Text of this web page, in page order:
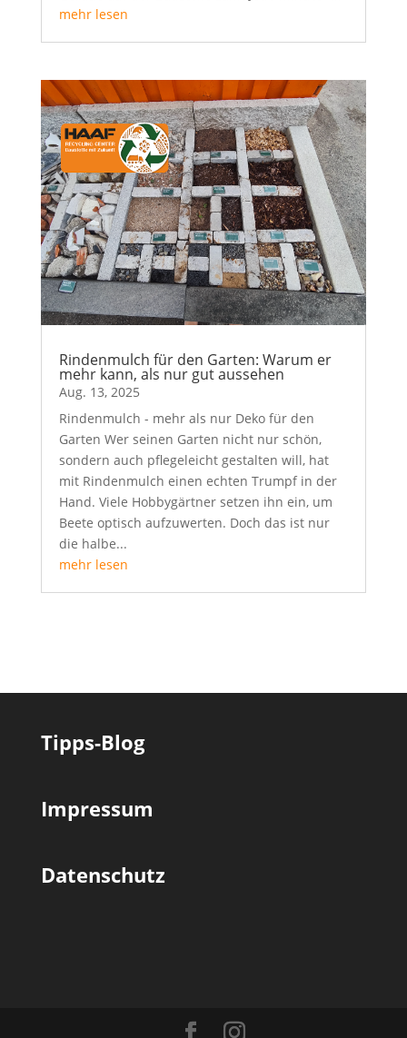
mehr lesen
Rindenmulch für den Garten: Warum er
mehr kann, als nur gut aussehen
Aug. 13, 2025
Rindenmulch - mehr als nur Deko für den
Garten Wer seinen Garten nicht nur schön,
sondern auch pflegeleicht gestalten will, hat
mit Rindenmulch einen echten Trumpf in der
Hand. Viele Hobbygärtner setzen ihn ein, um
Beete optisch aufzuwerten. Doch das ist nur
die halbe...
mehr lesen
Tipps-Blog
Impressum
Datenschutz